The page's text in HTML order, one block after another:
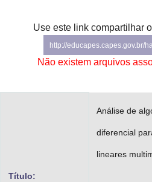
Gabinete de Segurança Institucional
Advocacia-Geral da União
Use este link compartilhar
http://educapes.capes.gov.br/
Não existem arquivos
Título:
Análise de
diferencial
lineares